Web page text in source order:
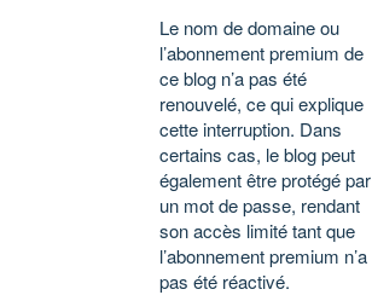
Le nom de domaine ou
l’abonnement premium de
ce blog n’a pas été
renouvelé, ce qui explique
cette interruption. Dans
certains cas, le blog peut
également être protégé par
un mot de passe, rendant
son accès limité tant que
l’abonnement premium n’a
pas été réactivé.